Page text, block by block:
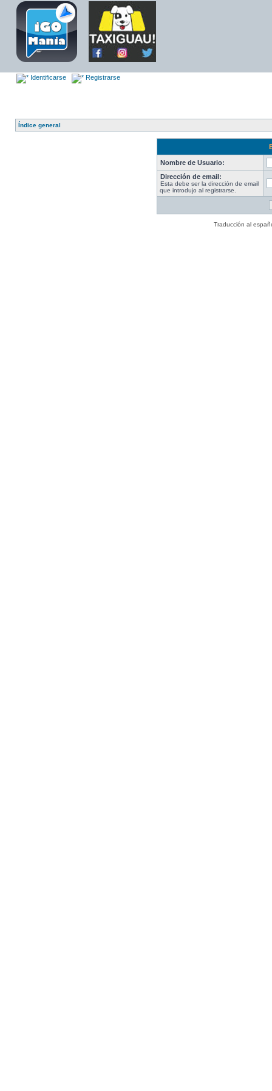
Identificarse Registrarse
Índice general
Nombre de Usuario:
Dirección de email:
Esta debe ser la dirección de email
que introdujo al registrarse.
Traducción al